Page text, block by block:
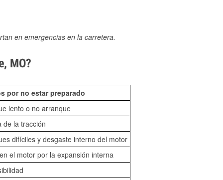
en emergencias en la carretera.
MO?
por no estar preparado
lento o no arranque
de la tracción
difíciles y desgaste interno del motor
el motor por la expansión interna